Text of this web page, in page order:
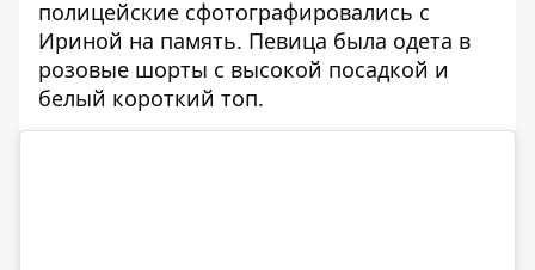
полицейские сфотографировались с
Ириной на память. Певица была одета в
розовые шорты с высокой посадкой и
белый короткий топ.